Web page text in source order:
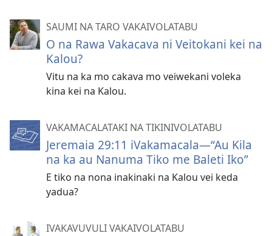
SAUMI NA TARO VAKAIVOLATABU
O na Rawa Vakacava ni Veitokani kei na
Kalou?
Vitu na ka mo cakava mo veiwekani voleka
kina kei na Kalou.
VAKAMACALATAKI NA TIKINIVOLATABU
Jeremaia 29:11 iVakamacala—​“Au Kila
na ka au Nanuma Tiko me Baleti Iko”
E tiko na nona inakinaki na Kalou vei keda
yadua?
IVAKAVUVULI VAKAIVOLATABU